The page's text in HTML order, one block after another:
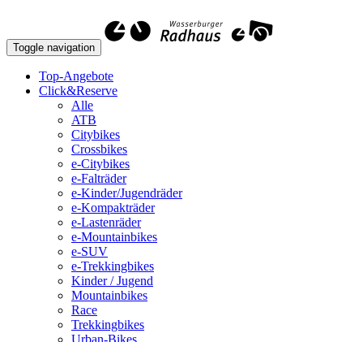
Toggle navigation
Top-Angebote
Click&Reserve
Alle
ATB
Citybikes
Crossbikes
e-Citybikes
e-Falträder
e-Kinder/Jugendräder
e-Kompakträder
e-Lastenräder
e-Mountainbikes
e-SUV
e-Trekkingbikes
Kinder / Jugend
Mountainbikes
Race
Trekkingbikes
Urban-Bikes